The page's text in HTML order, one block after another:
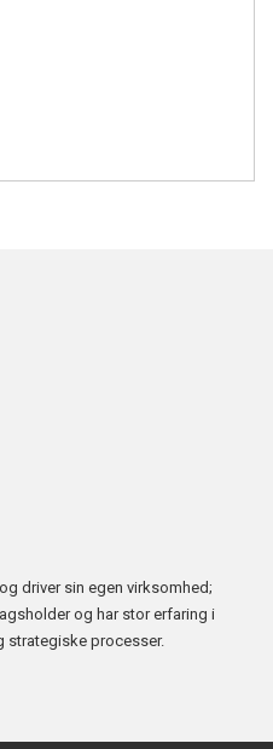
driver sin egen virksomhed;
og har stor erfaring i
strategiske processer.